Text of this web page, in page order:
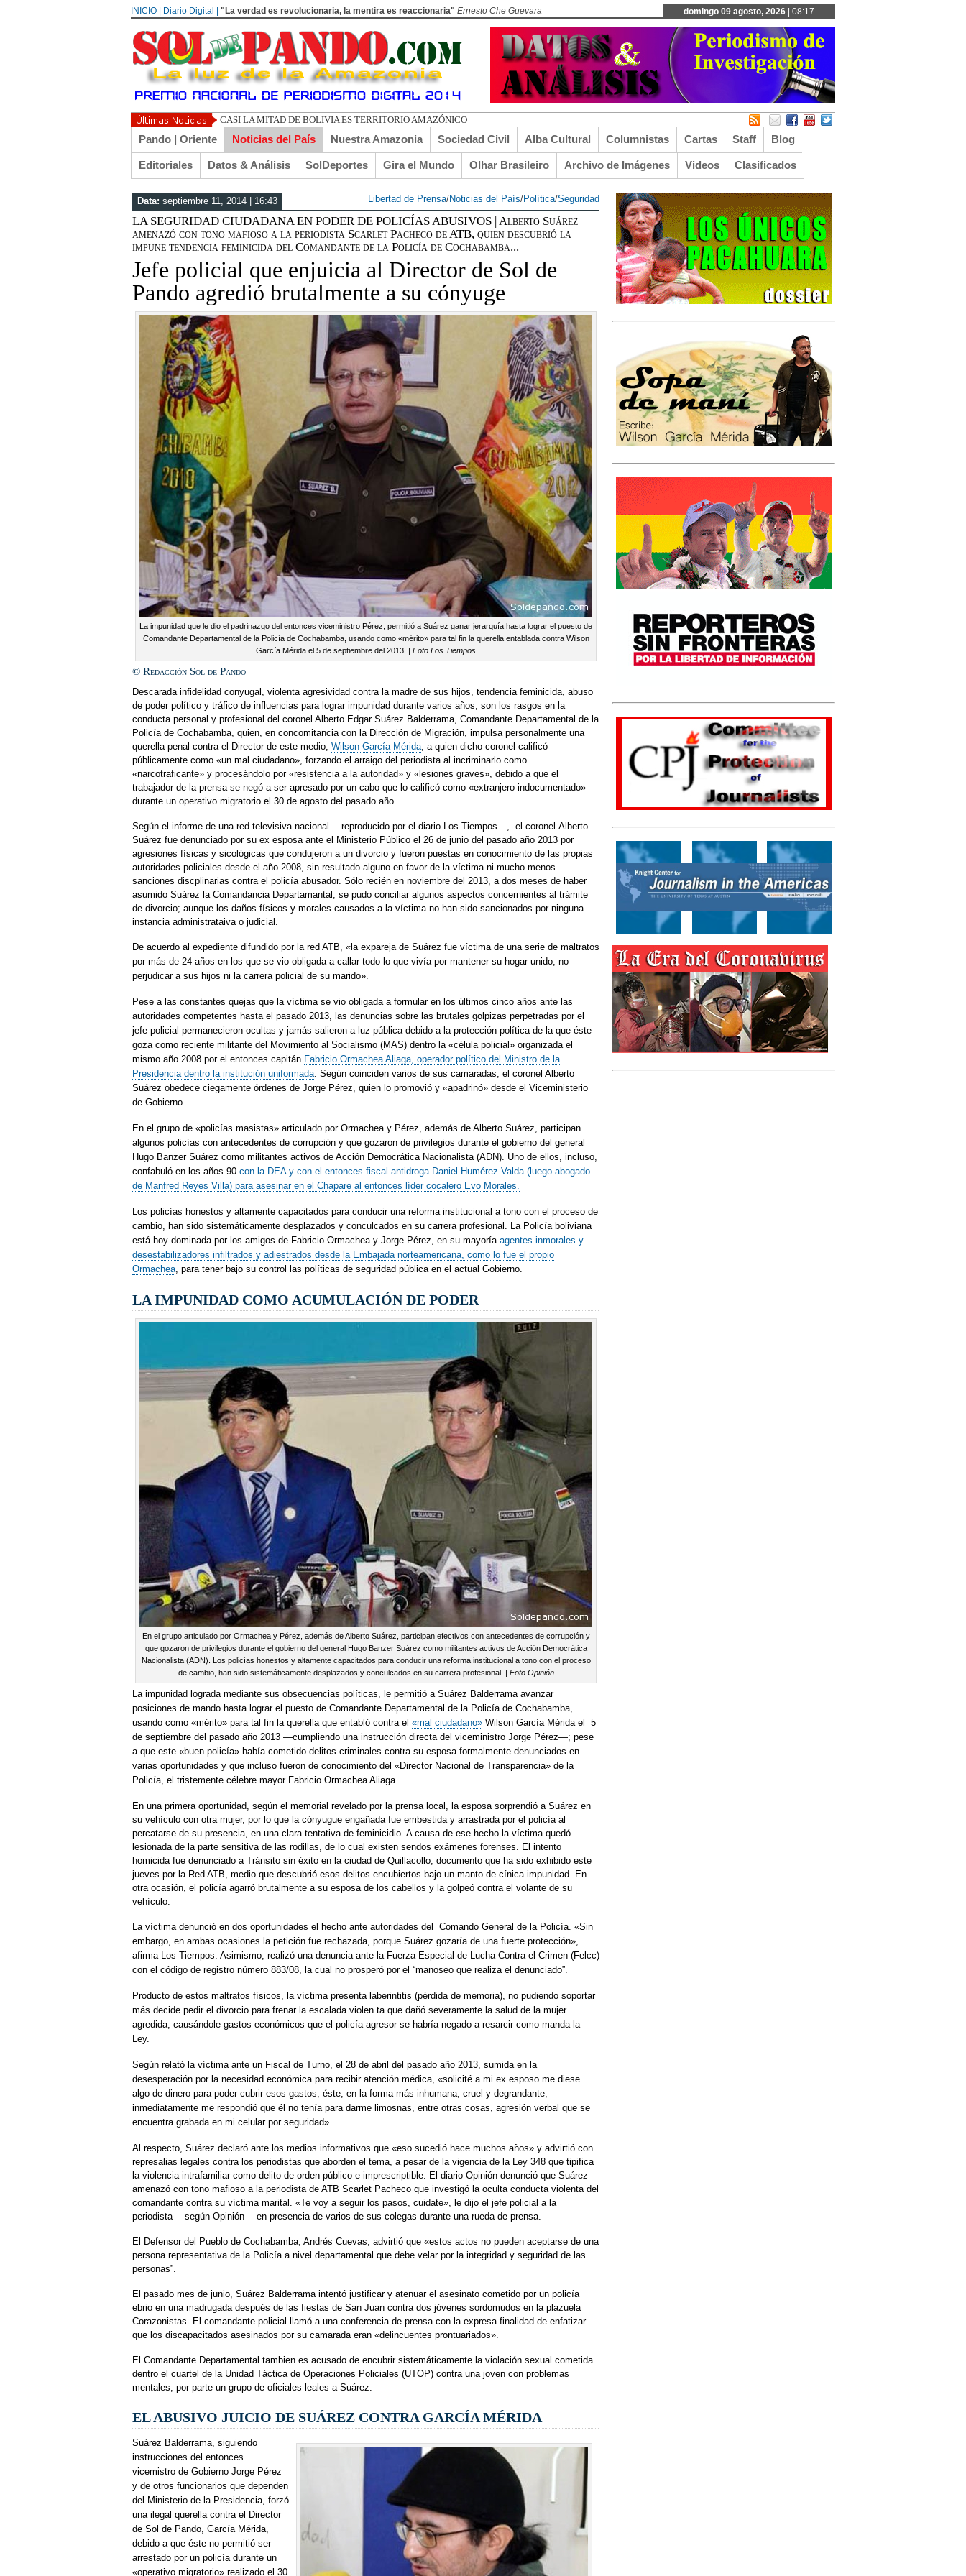
INICIO | Diario Digital | "La verdad es revolucionaria, la mentira es reaccionaria" Ernesto Che Guevara domingo 09 agosto, 2026 | 08:17
UN LIBERTARIO LLAMADO EL TURI T
Pando | Oriente Noticias del País Nuestra Amazonia Sociedad Civil Alba Cultural Columnistas Cartas Staff Blog
Editoriales Datos & Análisis SolDeportes Gira el Mundo Olhar Brasileiro Archivo de Imágenes Videos Clasificados
Data: septiembre 11, 2014 | 16:43 Libertad de Prensa/Noticias del País/Política/Seguridad
LA SEGURIDAD CIUDADANA EN PODER DE POLICÍAS ABUSIVOS | Alberto Suárez
amenazó con tono mafioso a la periodista Scarlet Pacheco de ATB, quien descubrió la
impune tendencia feminicida del Comandante de la Policía de Cochabamba...
Jefe policial que enjuicia al Director de Sol de
Pando agredió brutalmente a su cónyuge
La impunidad que le dio el padrinazgo del entonces viceministro Pérez, permitió a Suárez ganar jerarquía hasta lograr el puesto de
Comandante Departamental de la Policía de Cochabamba, usando como «mérito» para tal fin la querella entablada contra Wilson
García Mérida el 5 de septiembre del 2013. | Foto Los Tiempos
© Redacción Sol de Pando
Descarada infidelidad conyugal, violenta agresividad contra la madre de sus hijos, tendencia feminicida, abuso
de poder político y tráfico de influencias para lograr impunidad durante varios años, son los rasgos en la
conducta personal y profesional del coronel Alberto Edgar Suárez Balderrama, Comandante Departamental de la
Policía de Cochabamba, quien, en concomitancia con la Dirección de Migración, impulsa personalmente una
querella penal contra el Director de este medio, Wilson García Mérida, a quien dicho coronel calificó
públicamente como «un mal ciudadano», forzando el arraigo del periodista al incriminarlo como
«narcotraficante» y procesándolo por «resistencia a la autoridad» y «lesiones graves», debido a que el
trabajador de la prensa se negó a ser apresado por un cabo que lo calificó como «extranjero indocumentado»
durante un operativo migratorio el 30 de agosto del pasado año.
Según el informe de una red televisiva nacional —reproducido por el diario Los Tiempos—, el coronel Alberto
Suárez fue denunciado por su ex esposa ante el Ministerio Público el 26 de junio del pasado año 2013 por
agresiones físicas y sicológicas que condujeron a un divorcio y fueron puestas en conocimiento de las propias
autoridades policiales desde el año 2008, sin resultado alguno en favor de la víctima ni mucho menos
sanciones discplinarias contra el policía abusador. Sólo recién en noviembre del 2013, a dos meses de haber
asumido Suárez la Comandancia Departamantal, se pudo conciliar algunos aspectos concernientes al trámite
de divorcio; aunque los daños físicos y morales causados a la víctima no han sido sancionados por ninguna
instancia administrataiva o judicial.
De acuerdo al expediente difundido por la red ATB, «la expareja de Suárez fue víctima de una serie de maltratos
por más de 24 años en los que se vio obligada a callar todo lo que vivía por mantener su hogar unido, no
perjudicar a sus hijos ni la carrera policial de su marido».
Pese a las constantes quejas que la víctima se vio obligada a formular en los últimos cinco años ante las
autoridades competentes hasta el pasado 2013, las denuncias sobre las brutales golpizas perpetradas por el
jefe policial permanecieron ocultas y jamás salieron a luz pública debido a la protección política de la que éste
goza como reciente militante del Movimiento al Socialismo (MAS) dentro la «célula policial» organizada el
mismo año 2008 por el entonces capitán Fabricio Ormachea Aliaga, operador político del Ministro de la
Presidencia dentro la institución uniformada. Según coinciden varios de sus camaradas, el coronel Alberto
Suárez obedece ciegamente órdenes de Jorge Pérez, quien lo promovió y «apadrinó» desde el Viceministerio
de Gobierno.
En el grupo de «policías masistas» articulado por Ormachea y Pérez, además de Alberto Suárez, participan
algunos policías con antecedentes de corrupción y que gozaron de privilegios durante el gobierno del general
Hugo Banzer Suárez como militantes activos de Acción Democrática Nacionalista (ADN). Uno de ellos, incluso,
confabuló en los años 90 con la DEA y con el entonces fiscal antidroga Daniel Humérez Valda (luego abogado
de Manfred Reyes Villa) para asesinar en el Chapare al entonces líder cocalero Evo Morales.
Los policías honestos y altamente capacitados para conducir una reforma institucional a tono con el proceso de
cambio, han sido sistemáticamente desplazados y conculcados en su carrera profesional. La Policía boliviana
está hoy dominada por los amigos de Fabricio Ormachea y Jorge Pérez, en su mayoría agentes inmorales y
desestabilizadores infiltrados y adiestrados desde la Embajada norteamericana, como lo fue el propio
Ormachea, para tener bajo su control las políticas de seguridad pública en el actual Gobierno.
LA IMPUNIDAD COMO ACUMULACIÓN DE PODER
En el grupo articulado por Ormachea y Pérez, además de Alberto Suárez, participan efectivos con antecedentes de corrupción y
que gozaron de privilegios durante el gobierno del general Hugo Banzer Suárez como militantes activos de Acción Democrática
Nacionalista (ADN). Los policías honestos y altamente capacitados para conducir una reforma institucional a tono con el proceso
de cambio, han sido sistemáticamente desplazados y conculcados en su carrera profesional. | Foto Opinión
La impunidad lograda mediante sus obsecuencias políticas, le permitió a Suárez Balderrama avanzar
posiciones de mando hasta lograr el puesto de Comandante Departamental de la Policía de Cochabamba,
usando como «mérito» para tal fin la querella que entabló contra el «mal ciudadano» Wilson García Mérida el 5
de septiembre del pasado año 2013 —cumpliendo una instrucción directa del viceministro Jorge Pérez—; pese
a que este «buen policía» había cometido delitos criminales contra su esposa formalmente denunciados en
varias oportunidades y que incluso fueron de conocimiento del «Director Nacional de Transparencia» de la
Policía, el tristemente célebre mayor Fabricio Ormachea Aliaga.
En una primera oportunidad, según el memorial revelado por la prensa local, la esposa sorprendió a Suárez en
su vehículo con otra mujer, por lo que la cónyugue engañada fue embestida y arrastrada por el policía al
percatarse de su presencia, en una clara tentativa de feminicidio. A causa de ese hecho la víctima quedó
lesionada de la parte sensitiva de las rodillas, de lo cual existen sendos exámenes forenses. El intento
homicida fue denunciado a Tránsito sin éxito en la ciudad de Quillacollo, documento que ha sido exhibido este
jueves por la Red ATB, medio que descubrió esos delitos encubiertos bajo un manto de cínica impunidad. En
otra ocasión, el policía agarró brutalmente a su esposa de los cabellos y la golpeó contra el volante de su
vehículo.
La víctima denunció en dos oportunidades el hecho ante autoridades del Comando General de la Policía. «Sin
embargo, en ambas ocasiones la petición fue rechazada, porque Suárez gozaría de una fuerte protección»,
afirma Los Tiempos. Asimismo, realizó una denuncia ante la Fuerza Especial de Lucha Contra el Crimen (Felcc)
con el código de registro número 883/08, la cual no prosperó por el “manoseo que realiza el denunciado”.
Producto de estos maltratos físicos, la víctima presenta laberintitis (pérdida de memoria), no pudiendo soportar
más decide pedir el divorcio para frenar la escalada violen ta que dañó severamente la salud de la mujer
agredida, causándole gastos económicos que el policía agresor se habría negado a resarcir como manda la
Ley.
Según relató la víctima ante un Fiscal de Turno, el 28 de abril del pasado año 2013, sumida en la
desesperación por la necesidad económica para recibir atención médica, «solicité a mi ex esposo me diese
algo de dinero para poder cubrir esos gastos; éste, en la forma más inhumana, cruel y degrandante,
inmediatamente me respondió que él no tenía para darme limosnas, entre otras cosas, agresión verbal que se
encuentra grabada en mi celular por seguridad».
Al respecto, Suárez declaró ante los medios informativos que «eso sucedió hace muchos años» y advirtió con
represalias legales contra los periodistas que aborden el tema, a pesar de la vigencia de la Ley 348 que tipifica
la violencia intrafamiliar como delito de orden público e imprescriptible. El diario Opinión denunció que Suárez
amenazó con tono mafioso a la periodista de ATB Scarlet Pacheco que investigó la oculta conducta violenta del
comandante contra su víctima marital. «Te voy a seguir los pasos, cuidate», le dijo el jefe policial a la
periodista —según Opinión— en presencia de varios de sus colegas durante una rueda de prensa.
El Defensor del Pueblo de Cochabamba, Andrés Cuevas, advirtió que «estos actos no pueden aceptarse de una
persona representativa de la Policía a nivel departamental que debe velar por la integridad y seguridad de las
personas”.
El pasado mes de junio, Suárez Balderrama intentó justificar y atenuar el asesinato cometido por un policía
ebrio en una madrugada después de las fiestas de San Juan contra dos jóvenes sordomudos en la plazuela
Corazonistas. El comandante policial llamó a una conferencia de prensa con la expresa finalidad de enfatizar
que los discapacitados asesinados por su camarada eran «delincuentes prontuariados».
El Comandante Departamental tambien es acusado de encubrir sistemáticamente la violación sexual cometida
dentro el cuartel de la Unidad Táctica de Operaciones Policiales (UTOP) contra una joven con problemas
mentales, por parte un grupo de oficiales leales a Suárez.
EL ABUSIVO JUICIO DE SUÁREZ CONTRA GARCÍA MÉRIDA
Suárez Balderrama, siguiendo
instrucciones del entonces
vicemistro de Gobierno Jorge Pérez
y de otros funcionarios que dependen
del Ministerio de la Presidencia, forzó
una ilegal querella contra el Director
de Sol de Pando, García Mérida,
debido a que éste no permitió ser
arrestado por un policía durante un
«operativo migratorio» realizado el 30